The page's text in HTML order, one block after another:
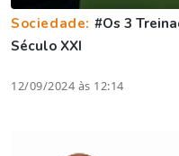
Sociedade: #Os 3
Século XXI
12/09/2024 às 12:14